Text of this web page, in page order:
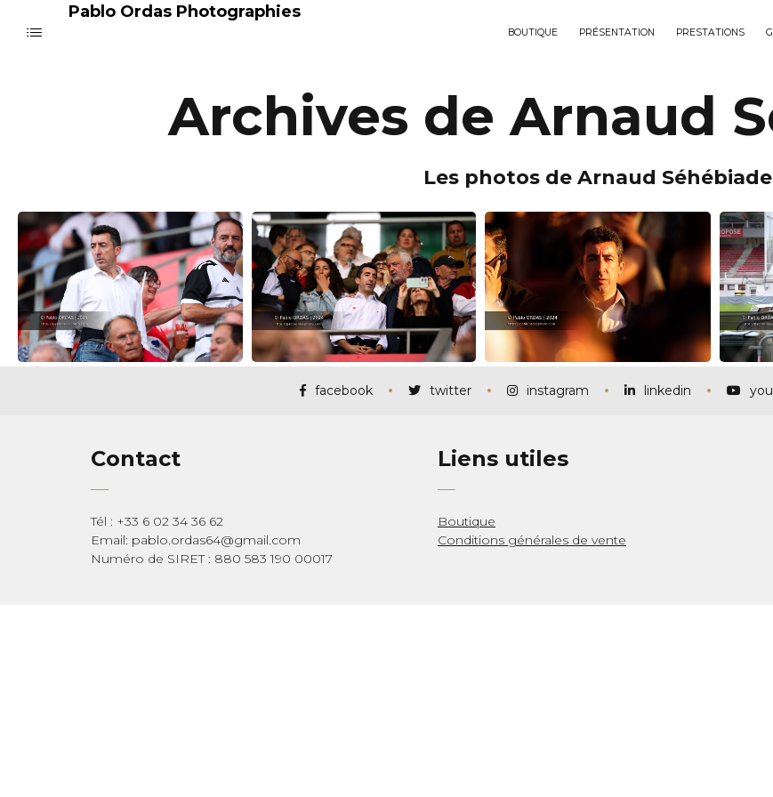
Pablo Ordas Photographies
BOUTIQUE PRÉSENTATION PRESTATIONS
Archives de Arnaud
Les photos de Arnaud Séhébiade
facebook twitter instagram linkedin
Contact
Tél : +33 6 02 34 36 62
Email: pablo.ordas64@gmail.com
Numéro de SIRET : 880 583 190 00017
Liens utiles
Boutique
Conditions générales de vente